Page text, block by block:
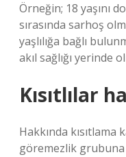
Örneğin; 18 yaşını
sırasında sarhoş
yaşlılığa bağlı
akıl sağlığı yerinde
Kısıtlılar
Hakkında kısıtlama
göremezlik